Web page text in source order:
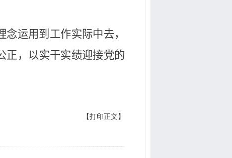
运用到工作实际中去，
， 以实干实绩迎接党的
【打印正文】